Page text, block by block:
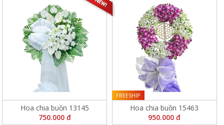
Hoa chia buồn 13145
750.000 đ
Hoa chia buồn 15463
950.000 đ
FREESHIP